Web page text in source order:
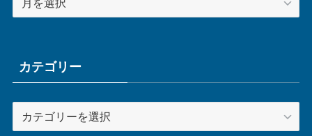
ー
ブカテゴリー
テ